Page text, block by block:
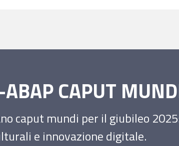
CAPUT
caput mundi per il giubileo
e innovazione digitale.